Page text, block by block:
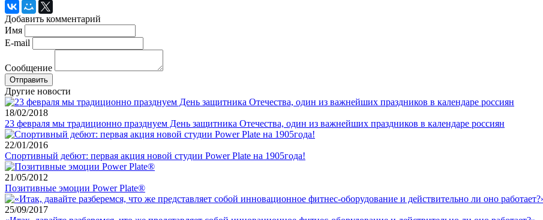
Добавить комментарий
Имя
E-mail
Сообщение
Другие новости
18/02/2018
23 февраля мы традиционно празднуем День защитника Отечества, один из важнейших праздников в календаре россиян
22/01/2016
Спортивный дебют: первая акция новой студии Power Plate на 1905года!
21/05/2012
Позитивные эмоции Power Plate®
25/09/2017